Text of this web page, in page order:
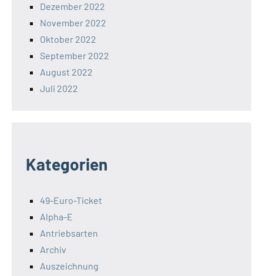
Dezember 2022
November 2022
Oktober 2022
September 2022
August 2022
Juli 2022
Kategorien
49-Euro-Ticket
Alpha-E
Antriebsarten
Archiv
Auszeichnung